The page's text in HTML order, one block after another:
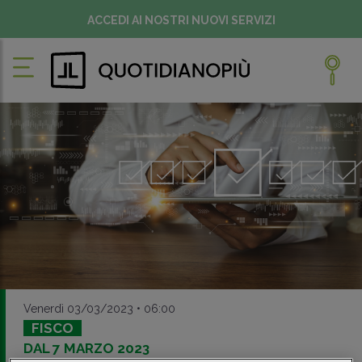
ACCEDI AI NOSTRI NUOVI SERVIZI
Venerdì 03/03/2023 • 06:00
FISCO
DAL 7 MARZO 2023